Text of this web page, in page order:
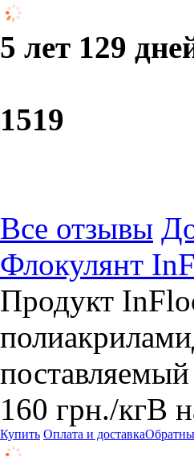
5 лет 129
1519
Все отзывы
Флокулянт
Продукт
160 грн./кгВ
Купить Оплата и доставка